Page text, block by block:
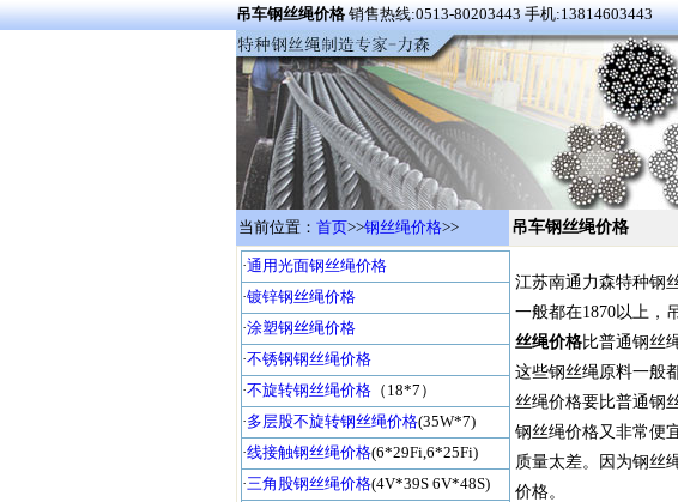
吊车钢丝绳价格销售热线:0513-80203443 手机:13814603443
当前位置： 首页>>钢丝绳价格>> 吊车钢丝绳价格
·通用光面钢丝绳价格
·镀锌钢丝绳价格
·涂塑钢丝绳价格
·不锈钢钢丝绳价格
·不旋转钢丝绳价格 （18*7）
·多层股不旋转钢丝绳价格(35W*7)
·线接触钢丝绳价格(6*29Fi,6*25Fi)
·三角股钢丝绳价格(4V*39S 6V*48S)
江苏南通力森特种钢
一般都在1870以上，
丝绳价格比普通钢丝
这些钢丝绳原料一般
丝绳价格要比普通钢
钢丝绳价格又非常便
质量太差。因为钢丝
价格。